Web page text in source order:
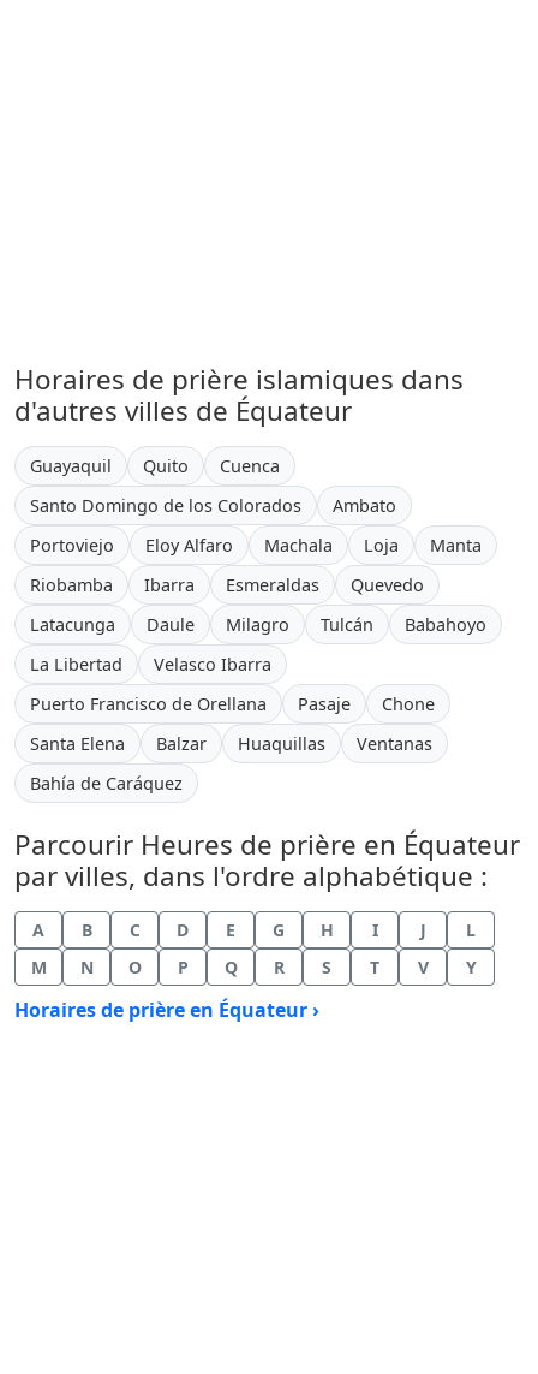
Horaires de prière islamiques dans
d'autres villes de Équateur
Guayaquil Quito
Cuenca
Santo Domingo de los Colorados
Ambato
Portoviejo
Eloy Alfaro Machala Loja
Manta
Riobamba
Ibarra Esmeraldas
Quevedo
Latacunga
Daule Milagro Tulcán
Babahoyo
La Libertad
Velasco Ibarra
Puerto Francisco de Orellana
Pasaje
Chone
Santa Elena
Balzar Huaquillas
Ventanas
Bahía de Caráquez
Parcourir Heures de prière en Équateur
par villes, dans l'ordre alphabétique :
A B C D E G H I J
L
M
N O P Q R S T V Y
Horaires de prière en Équateur ›